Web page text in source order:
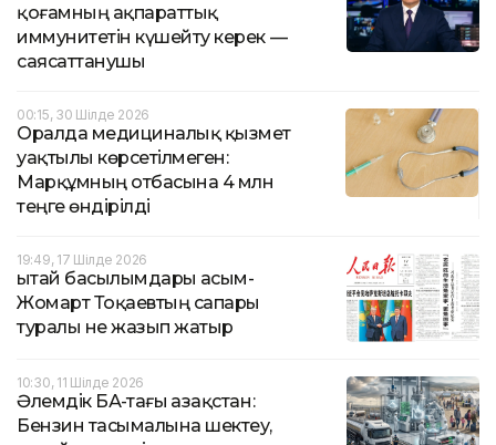
қоғамның ақпараттық
иммунитетін күшейту керек —
саясаттанушы
00:15, 30 Шілде 2026
Оралда медициналық қызмет
уақтылы көрсетілмеген:
Марқұмның отбасына 4 млн
теңге өндірілді
19:49, 17 Шілде 2026
Қытай басылымдары Қасым-
Жомарт Тоқаевтың сапары
туралы не жазып жатыр
10:30, 11 Шілде 2026
Әлемдік БАҚ-тағы Қазақстан:
Бензин тасымалына шектеу,